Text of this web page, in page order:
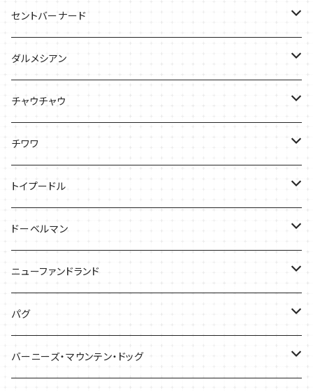
Tシャツ
バッグ
ケース
セントバーナード
Tシャツ
バッグ
ダルメシアン
Tシャツ
ケース
チャウチャウ
Tシャツ
バッグ
ケース
チワワ
Tシャツ
キャップ
バッグ
ケース
トイプードル
Tシャツ
バッグ
ケース
ドーベルマン
Tシャツ
バッグ
ケース
ニューファンドランド
Ｔシャツ
バッグ
パグ
Tシャツ
バーニーズ・マウンテン・ドッグ